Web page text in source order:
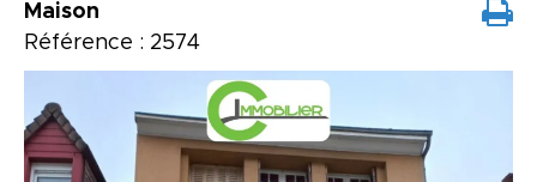
Maison
Référence : 2574